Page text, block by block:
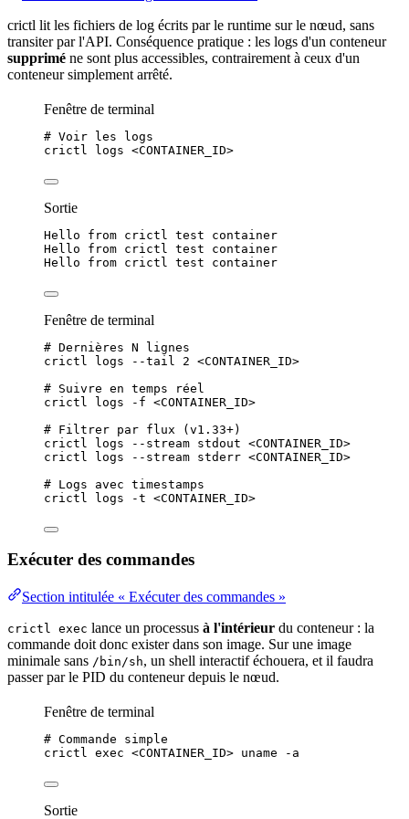
crictl lit les fichiers de log écrits par le runtime sur le nœud, sans
transiter par l'API. Conséquence pratique : les logs d'un conteneur
supprimé ne sont plus accessibles, contrairement à ceux d'un
conteneur simplement arrêté.
Fenêtre de terminal
# Voir les logs
crictl
logs <CONTAINER_ID>
Sortie
Hello from crictl test container
Hello from crictl test container
Hello from crictl test container
Fenêtre de terminal
# Dernières N lignes
crictl
logs --tail 2 <CONTAINER_ID>
# Suivre en temps réel
crictl
logs -f <CONTAINER_ID>
# Filtrer par flux (v1.33+)
crictl
logs --stream stdout <CONTAINER_ID>
crictl
logs --stream stderr <CONTAINER_ID>
# Logs avec timestamps
crictl
logs -t <CONTAINER_ID>
Exécuter des commandes
Section intitulée « Exécuter des commandes »
crictl exec lance un processus à l'intérieur du conteneur : la
commande doit donc exister dans son image. Sur une image
minimale sans /bin/sh, un shell interactif échouera, et il faudra
passer par le PID du conteneur depuis le nœud.
Fenêtre de terminal
# Commande simple
crictl
exec <CONTAINER_ID> uname -a
Sortie